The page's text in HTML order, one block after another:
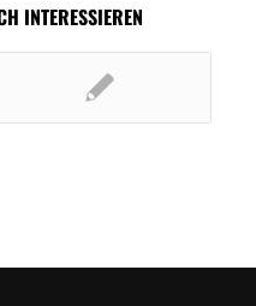
INTERESSIEREN